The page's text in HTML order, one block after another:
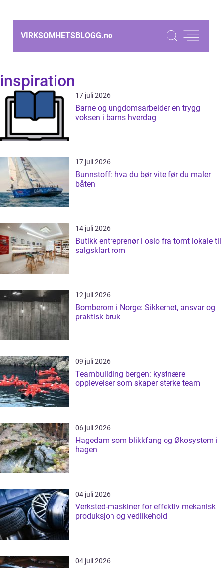
VIRKSOMHETSBLOGG.no
inspiration
17 juli 2026
Barne og ungdomsarbeider en trygg
voksen i barns hverdag
17 juli 2026
Bunnstoff: hva du bør vite før du maler
båten
14 juli 2026
Butikk entreprenør i oslo fra tomt lokale til
salgsklart rom
12 juli 2026
Bomberom i Norge: Sikkerhet, ansvar og
praktisk bruk
09 juli 2026
Teambuilding bergen: kystnære
opplevelser som skaper sterke team
06 juli 2026
Hagedam som blikkfang og Økosystem i
hagen
04 juli 2026
Verksted-maskiner for effektiv mekanisk
produksjon og vedlikehold
04 juli 2026